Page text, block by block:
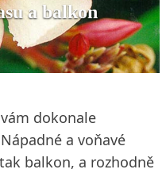
a balkon
dokonale
a voňavé
balkon, a rozhodně